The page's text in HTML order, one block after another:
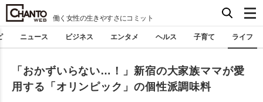
働く女性の生きやすさにコミット
ニュース ビジネス エンタメ ヘルス 子育て ライフ
「おかずいらない…！」新宿の大家族ママが愛
用する「オリンピック」の個性派調味料